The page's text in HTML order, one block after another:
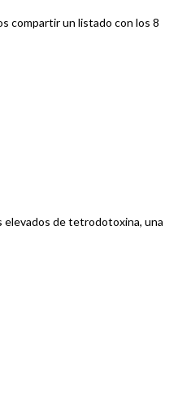
compartir un listado con los 8
elevados de tetrodotoxina, una